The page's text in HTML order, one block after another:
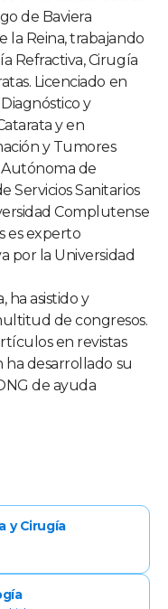
de Baviera
la Reina, trabajando
Refractiva, Cirugía
Licenciado en
y
y en
y Tumores
de
Servicios Sanitarios
Complutense
es experto
por la Universidad
ha asistido y
de congresos.
en revistas
ha desarrollado su
de ayuda
y Cirugía